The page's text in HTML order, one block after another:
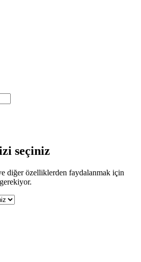
seçiniz
diğer özelliklerden faydalanmak için